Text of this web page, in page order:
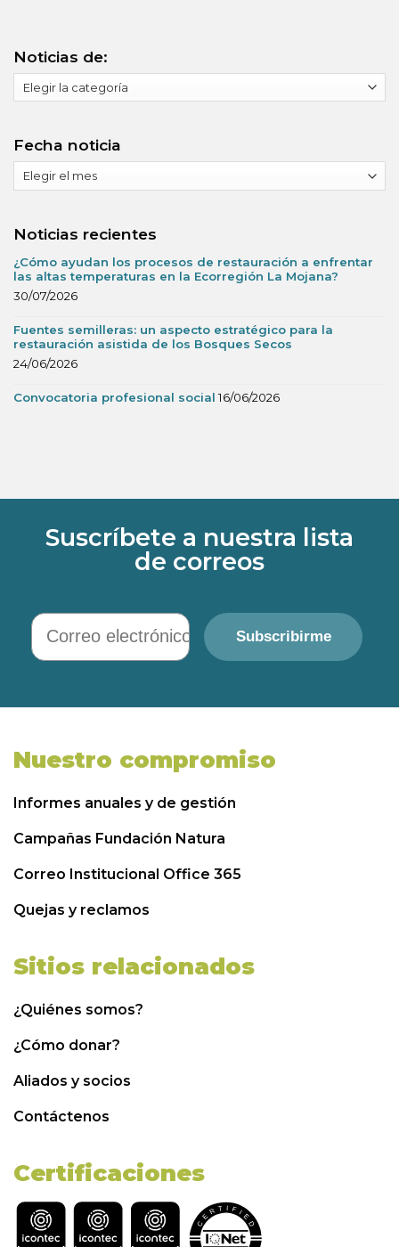
Noticias de:
de:
Fecha noticia
noticia
Noticias recientes
¿Cómo ayudan los procesos de restauración a enfrentar
las altas temperaturas en la Ecorregión La Mojana?
30/07/2026
Fuentes semilleras: un aspecto estratégico para la
restauración asistida de los Bosques Secos
24/06/2026
Convocatoria profesional social 16/06/2026
Suscríbete a nuestra lista
de correos
Correo electrónico
Subscribirme
Nuestro compromiso
Informes anuales y de gestión
Campañas Fundación Natura
Correo Institucional Office 365
Quejas y reclamos
Sitios relacionados
¿Quiénes somos?
¿Cómo donar?
Aliados y socios
Contáctenos
Certificaciones